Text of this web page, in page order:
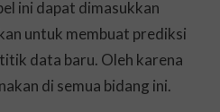
ini dapat dimasukkan
untuk membuat prediksi
data baru. Oleh karena
di semua bidang ini.